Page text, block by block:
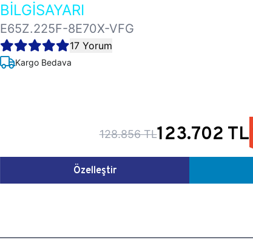
BİLGİSAYARI
E65Z.225F-8E70X-VFG
17 Yorum
Kargo Bedava
128.856 TL123.702 TL
Özelleştir